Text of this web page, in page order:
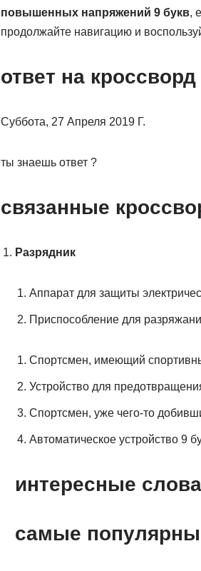
повышенных напряжений 9 букв,
продолжайте навигацию и
ответ на
Суббота, 27 Апреля 2019 Г.
ты знаешь ответ ?
связанные
Разрядник
Аппарат для защиты
Приспособление для
Спортсмен, имеющий
Устройство для
Спортсмен, уже чего-то
Автоматическое устройство 9
интересные слова
самые